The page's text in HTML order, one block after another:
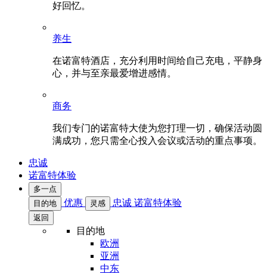
好回忆。
养生
在诺富特酒店，充分利用时间给自己充电，平静身
心，并与至亲最爱增进感情。
商务
我们专门的诺富特大使为您打理一切，确保活动圆
满成功，您只需全心投入会议或活动的重点事项。
忠诚
诺富特体验
多一点
目的地
优惠 灵感 忠诚 诺富特体验
返回
目的地
欧洲
亚洲
中东